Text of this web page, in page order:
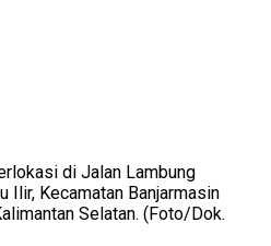
di Jalan Lambung
Ilir, Kecamatan Banjarmasin
Selatan. (Foto/Dok.